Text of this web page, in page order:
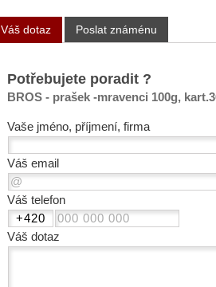
Váš dotaz Poslat známénu
Potřebujete poradit ?
BROS - prašek -mravenci 100g,
Vaše jméno, příjmení, firma
Váš email
Váš telefon
Váš dotaz